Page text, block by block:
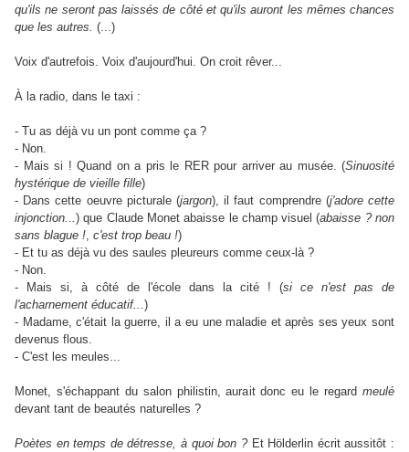
qu'ils ne seront pas laissés de côté et qu'ils auront les mêmes chances
que les autres. (...)
Voix d'autrefois. Voix d'aujourd'hui. On croit rêver...
À la radio, dans le taxi :
- Tu as déjà vu un pont comme ça ?
- Non.
- Mais si ! Quand on a pris le RER pour arriver au musée. (Sinuosité
hystérique de vieille fille)
- Dans cette oeuvre picturale (jargon), il faut comprendre (j'adore cette
injonction...) que Claude Monet abaisse le champ visuel (abaisse ? non
sans blague !, c'est trop beau !)
- Et tu as déjà vu des saules pleureurs comme ceux-là ?
- Non.
- Mais si, à côté de l'école dans la cité ! (si ce n'est pas de
l'acharnement éducatif...)
- Madame, c'était la guerre, il a eu une maladie et après ses yeux sont
devenus flous.
- C'est les meules...
Monet, s'échappant du salon philistin, aurait donc eu le regard meulé
devant tant de beautés naturelles ?
Poètes en temps de détresse, à quoi bon ?Et Hölderlin écrit aussitôt :